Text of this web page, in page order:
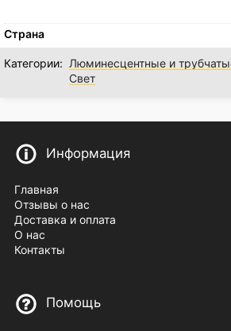
Страна
Категории: Люминесцентные и
Свет
Информация
Главная
Отзывы о нас
Доставка и оплата
О нас
Контакты
Помощь